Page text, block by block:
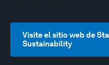
Visite el sitio web de
Sustainability